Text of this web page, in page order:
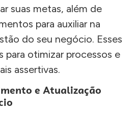
suas metas, além de
para auxiliar na
do seu negócio. Esses
para otimizar processos e
assertivas.
e Atualização